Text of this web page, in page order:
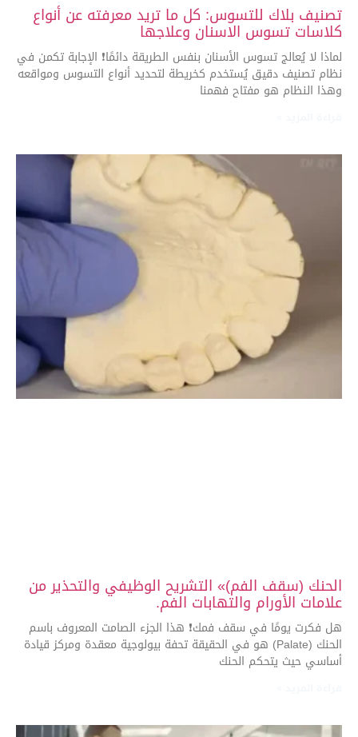
تصنيف بلاك للتسوس: كل ما تريد معرفته عن أنواع
كلاسات تسوس الاسنان وعلاجها
لماذا لا يُعالج تسوس الأسنان بنفس الطريقة دائمًا❗ الإجابة تكمن في
نظام تصنيف دقيق يُستخدم كخريطة لتحديد أنواع التسوس ومواقعه
وهذا النظام هو مفتاح فهمنا
الحنك (سقف الفم)» التشريح الوظيفي والتحذير من
علامات الأورام والتهابات الفم.
هل فكرت يومًا في سقف فمك❗ هذا الجزء الصامت المعروف باسم
الحنك (Palate) هو في الحقيقة تحفة بيولوجية معقدة ومركز قيادة
أساسي حيث يتحكم الحنك